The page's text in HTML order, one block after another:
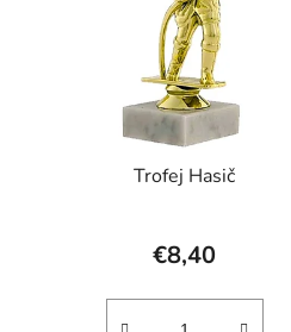
Trofej Hasič
€8,40